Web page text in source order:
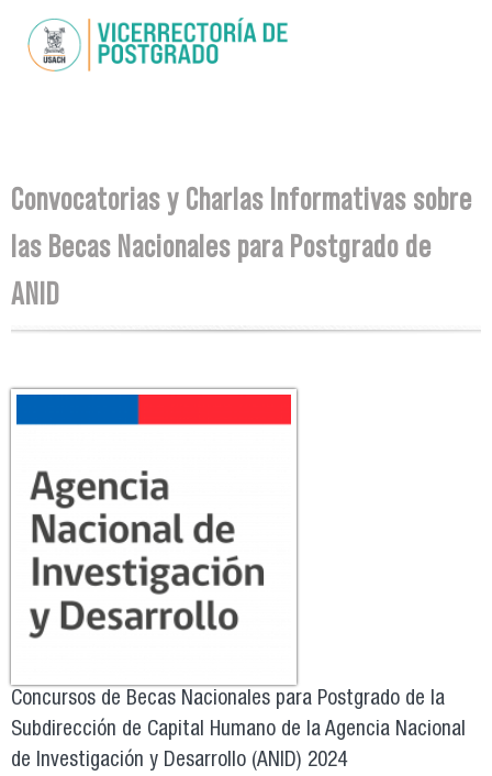
main
You are here
Convocatorias y Charlas Informativas sobre
las Becas Nacionales para Postgrado de
ANID
Concursos de Becas Nacionales para Postgrado de la
Subdirección de Capital Humano de la Agencia Nacional
de Investigación y Desarrollo (ANID) 2024